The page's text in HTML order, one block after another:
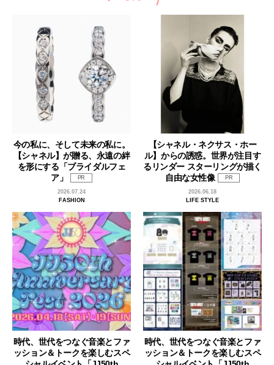
今の私に、そして未来の私に。
【シャネル】が贈る、永遠の絆
を形にする「ブライダルフェ
ア」
PR
2026.07.24
FASHION
【シャネル・ネクサス・ホー
ル】からの誘惑。世界が注目す
るリンダー スターリングが描く
自由な女性像
PR
2026.06.18
LIFE STYLE
時代、世代をつなぐ音楽とファ
ッション＆トークを楽しむスペ
時代、世代をつなぐ音楽とファ
ッション＆トークを楽しむスペ